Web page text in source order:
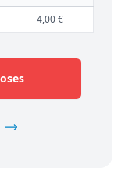
4,00 €